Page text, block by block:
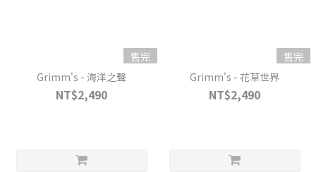
售完
Grimm's - 海洋之聲
NT$2,490
售完
Grimm's - 花草世界
NT$2,490